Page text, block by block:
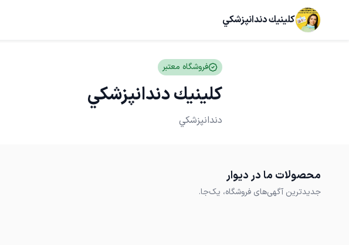
كلينيك دندانپزشكي
فروشگاه معتبر
كلينيك دندانپزشكي
دندانپزشكي
محصولات ما در دیوار
جدیدترین آگهی‌های فروشگاه، یک‌جا.